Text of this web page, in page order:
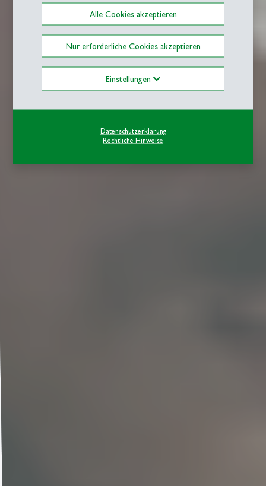
Alle Cookies akzeptieren
Nur erforderliche Cookies akzeptieren
Einstellungen
Datenschutzerklärung
Rechtliche Hinweise